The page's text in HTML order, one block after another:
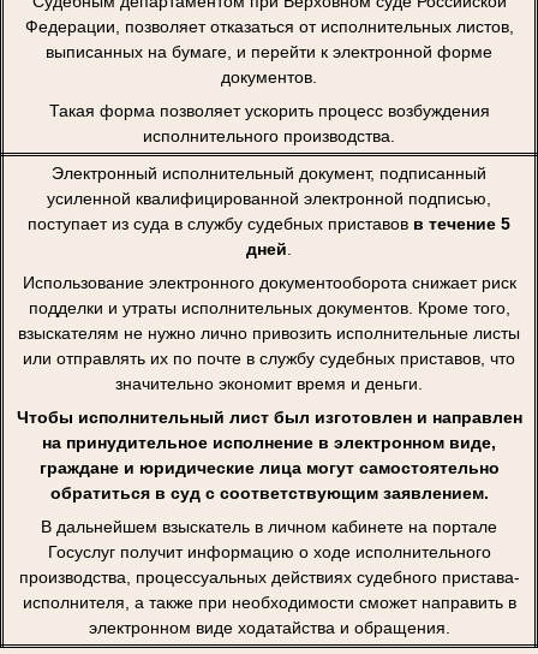
Федерации, позволяет отказаться от исполнительных листов,
выписанных на бумаге, и перейти к электронной форме
документов.
Такая форма позволяет ускорить процесс возбуждения
исполнительного производства.
Электронный исполнительный документ, подписанный
усиленной квалифицированной электронной подписью,
поступает из суда в службу судебных приставов в течение 5
дней
Использование электронного документооборота снижает риск
подделки и утраты исполнительных документов. Кроме того,
взыскателям не нужно лично привозить исполнительные листы
или отправлять их по почте в службу судебных приставов, что
значительно экономит время и деньги.
Чтобы исполнительный лист был изготовлен и направлен
на принудительное исполнение в электронном виде,
граждане и юридические лица могут самостоятельно
обратиться в суд с соответствующим заявлением.
В дальнейшем взыскатель в личном кабинете на портале
Госуслуг получит информацию о ходе исполнительного
производства, процессуальных действиях судебного пристава-
исполнителя, а также при необходимости сможет направить в
электронном виде ходатайства и обращения.